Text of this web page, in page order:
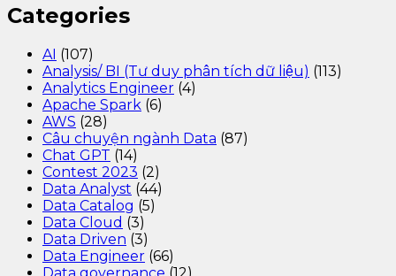
Categories
AI (107)
Analysis/ BI (Tư duy phân tích dữ liệu) (113)
Analytics Engineer (4)
Apache Spark (6)
AWS (28)
Câu chuyện ngành Data (87)
Chat GPT (14)
Contest 2023 (2)
Data Analyst (44)
Data Catalog (5)
Data Cloud (3)
Data Driven (3)
Data Engineer (66)